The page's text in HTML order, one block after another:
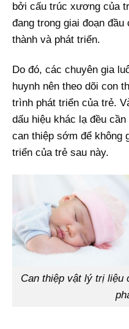
bởi cấu trúc xương của
đang trong giai đoạn
thành và phát triển.
Do đó, các chuyên gia
huynh nên theo dõi con
trình phát triển của trẻ.
dấu hiệu khác lạ đều
can thiệp sớm để không
triển của trẻ sau này.
Can thiệp vật lý trị liệu